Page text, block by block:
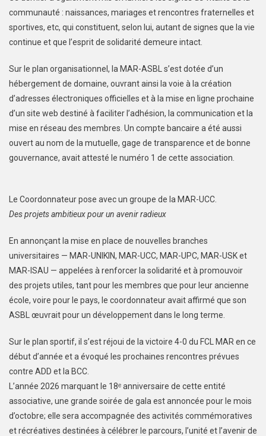
communauté : naissances, mariages et rencontres fraternelles et
sportives, etc, qui constituent, selon lui, autant de signes que la vie
continue et que l’esprit de solidarité demeure intact.
Sur le plan organisationnel, la MAR-ASBL s’est dotée d’un
hébergement de domaine, ouvrant ainsi la voie à la création
d’adresses électroniques officielles et à la mise en ligne prochaine
d’un site web destiné à faciliter l’adhésion, la communication et la
mise en réseau des membres. Un compte bancaire a été aussi
ouvert au nom de la mutuelle, gage de transparence et de bonne
gouvernance, avait attesté le numéro 1 de cette association.
Le Coordonnateur pose avec un groupe de la MAR-UCC.
Des projets ambitieux pour un avenir radieux
En annonçant la mise en place de nouvelles branches
universitaires — MAR-UNIKIN, MAR-UCC, MAR-UPC, MAR-USK et
MAR-ISAU — appelées à renforcer la solidarité et à promouvoir
des projets utiles, tant pour les membres que pour leur ancienne
école, voire pour le pays, le coordonnateur avait affirmé que son
ASBL œuvrait pour un développement dans le long terme.
Sur le plan sportif, il s’est réjoui de la victoire 4-0 du FCL MAR en ce
début d’année et a évoqué les prochaines rencontres prévues
contre ADD et la BCC.
L’année 2026 marquant le 18ᵉ anniversaire de cette entité
associative, une grande soirée de gala est annoncée pour le mois
d’octobre; elle sera accompagnée des activités commémoratives
et récréatives destinées à célébrer le parcours, l’unité et l’avenir de